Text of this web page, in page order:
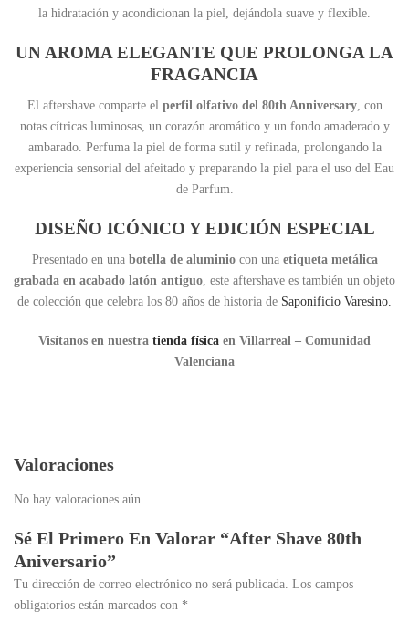
la hidratación y acondicionan la piel, dejándola suave y flexible.
UN AROMA ELEGANTE QUE PROLONGA LA
FRAGANCIA
El aftershave comparte el perfil olfativo del 80th Anniversary, con
notas cítricas luminosas, un corazón aromático y un fondo amaderado y
ambarado. Perfuma la piel de forma sutil y refinada, prolongando la
experiencia sensorial del afeitado y preparando la piel para el uso del Eau
de Parfum.
DISEÑO ICÓNICO Y EDICIÓN ESPECIAL
Presentado en una botella de aluminiocon una etiqueta metálica
grabada en acabado latón antiguo , este aftershave es también un objeto
de colección que celebra los 80 años de historia de Saponificio Varesino.
Visítanos en nuestra tienda física en Villarreal – Comunidad
Valenciana
Valoraciones
No hay valoraciones aún.
Sé El Primero En Valorar “After Shave 80th
Aniversario”
Tu dirección de correo electrónico no será publicada. Los campos
obligatorios están marcados con *